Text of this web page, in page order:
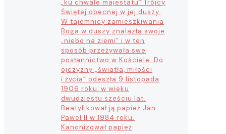
„ku chwale majestatu” Trójcy
Świętej obecnej w jej duszy.
W tajemnicy zamieszkiwania
Boga w duszy znalazła swoje
„niebo na ziemi” i w ten
sposób przeżywała swe
posłannictwo w Kościele. Do
ojczyzny „światła, miłości
i życia” odeszła 9 listopada
1906 roku, w wieku
dwudziestu sześciu lat.
Beatyfikował ją papież Jan
Paweł II w 1984 roku.
Kanonizował papież